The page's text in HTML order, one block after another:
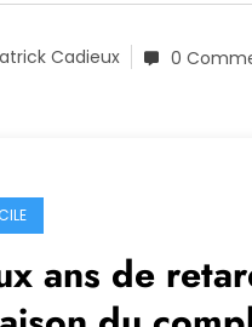
Cadieux 0
ans de